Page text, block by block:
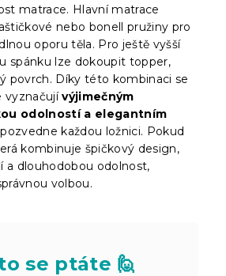
matrace. Hlavní matrace
nebo bonell pružiny pro
oporu těla. Pro ještě vyšší
spánku lze dokoupit topper,
povrch. Díky této kombinaci se
vyznačujívýjimečným
odolností a elegantním
každou ložnici. Pokud
kombinuje špičkový design,
a dlouhodobou odolnost,
volbou.
se ptáte 🙋